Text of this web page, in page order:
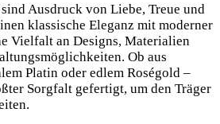
Ausdruck von Liebe, Treue und
klassische Eleganz mit moderner
Vielfalt an Designs, Materialien
Ob aus
Platin oder edlem Roségold –
Sorgfalt gefertigt, um den Träger